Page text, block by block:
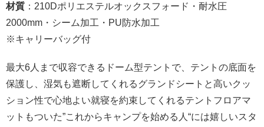
材質 ：210Dポリエステルオックスフォード・耐水圧
2000mm・シーム加工・PU防水加工
※キャリーバッグ付
最大6人まで収容できるドーム型テントで、テントの底面を
保護し、湿気も遮断してくれるグランドシートと高いクッ
ション性で心地よい就寝を約束してくれるテントフロアマ
ットもついた”これからキャンプを始める人“には嬉しいスタ